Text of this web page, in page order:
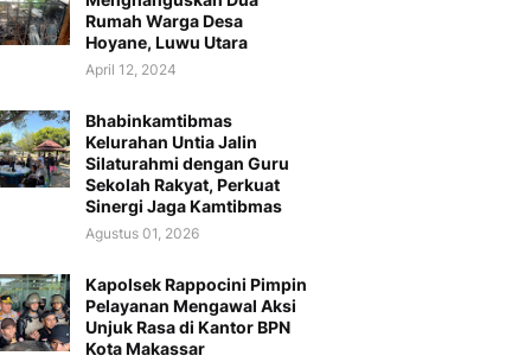
Rumah Warga Desa
Hoyane, Luwu Utara
April 12, 2024
Bhabinkamtibmas
Kelurahan Untia Jalin
Silaturahmi dengan Guru
Sekolah Rakyat, Perkuat
Sinergi Jaga Kamtibmas
Agustus 01, 2026
Kapolsek Rappocini Pimpin
Pelayanan Mengawal Aksi
Unjuk Rasa di Kantor BPN
Kota Makassar